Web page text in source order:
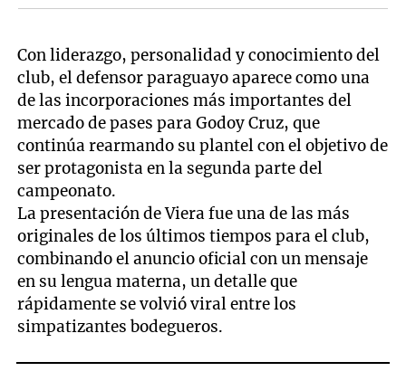
Con liderazgo, personalidad y conocimiento del
club, el defensor paraguayo aparece como una
de las incorporaciones más importantes del
mercado de pases para Godoy Cruz, que
continúa rearmando su plantel con el objetivo de
ser protagonista en la segunda parte del
campeonato.
La presentación de Viera fue una de las más
originales de los últimos tiempos para el club,
combinando el anuncio oficial con un mensaje
en su lengua materna, un detalle que
rápidamente se volvió viral entre los
simpatizantes bodegueros.